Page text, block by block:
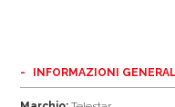
INFORMAZIONI GENERALI